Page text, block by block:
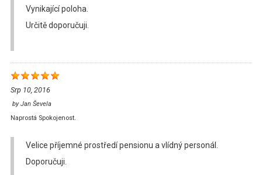
Vynikající poloha.
Určitě doporučuji.
Srp 10, 2016
byJan Ševela
Naprostá Spokojenost.
Velice příjemné prostředí pensionu a vlídný personál.
Doporučuji.